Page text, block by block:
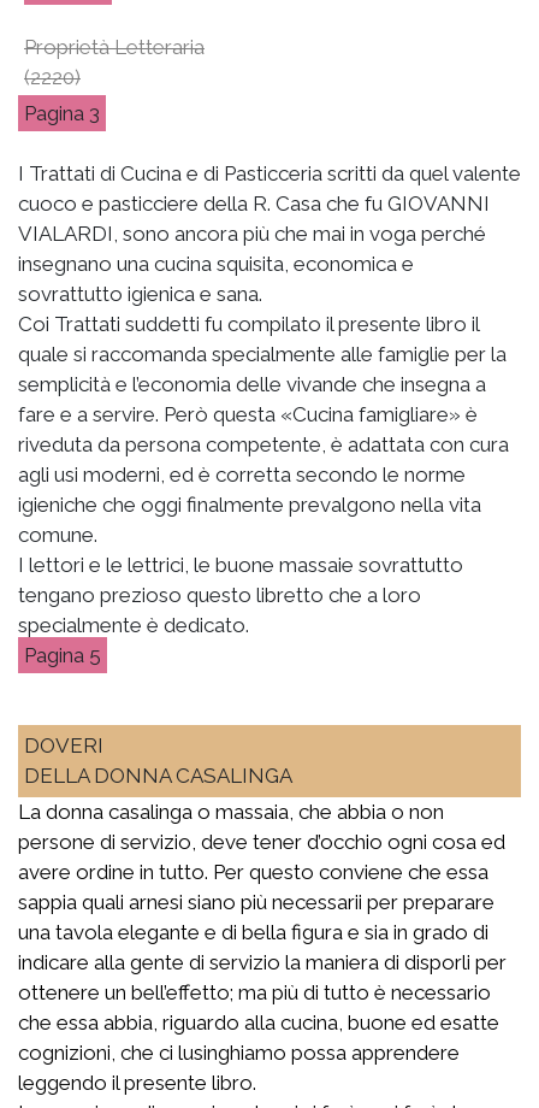
Proprietà Letteraria
(2220)
3
I Trattati di Cucina e di Pasticceria scritti da quel valente
cuoco e pasticciere della R. Casa che fu GIOVANNI
VIALARDI, sono ancora più che mai in voga perché
insegnano una cucina squisita, economica e
sovrattutto igienica e sana.
Coi Trattati suddetti fu compilato il presente libro il
quale si raccomanda specialmente alle famiglie per la
semplicità e l’economia delle vivande che insegna a
fare e a servire. Però questa «Cucina famigliare» è
riveduta da persona competente, è adattata con cura
agli usi moderni, ed è corretta secondo le norme
igieniche che oggi finalmente prevalgono nella vita
comune.
I lettori e le lettrici, le buone massaie sovrattutto
tengano prezioso questo libretto che a loro
specialmente è dedicato.
5
DOVERI
DELLA DONNA CASALINGA
La donna casalinga o massaia, che abbia o non
persone di servizio, deve tener d’occhio ogni cosa ed
avere ordine in tutto. Per questo conviene che essa
sappia quali arnesi siano più necessarii per preparare
una tavola elegante e di bella figura e sia in grado di
indicare alla gente di servizio la maniera di disporli per
ottenere un bell’effetto; ma più di tutto è necessario
che essa abbia, riguardo alla cucina, buone ed esatte
cognizioni, che ci lusinghiamo possa apprendere
leggendo il presente libro.